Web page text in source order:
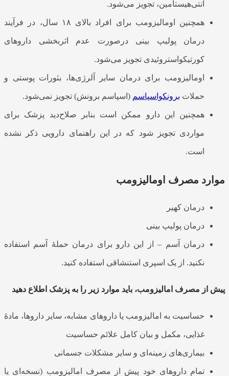
آنتی‌هیستامین، تجویز می‌شود.
همچنین اومالیزومب برای افراد بالای ۱۸ سال، در فرآیند
درمان پولیپ بینی درصورت عدم اثربخشی داروهای
کورتیکواستروئیدی تجویز می‌شود.
اومالیزومب برای درمان سایر آلرژی‌ها، بثورات پوستی و
حملات برونکواسپاسم (اسپاسم برونش) تجویز نمی‌شود.
همچنین این دارو ممکن است بنابر صلاح‌دید پزشک برای
مواردی تجویز شود که در این راهنمای دارویی ذکر نشده
است.
موارد مصرف اومالیزومب
درمان کهیر
درمان پولیپ بینی
درمان آسم – از این دارو برای درمان حملۀ آسم استفاده
نکنید. از یک اسپری استنشاقی استفاده کنید.
پیش از مصرف امالیزومب، باید موارد زیر را به پزشک اطلاع دهید
حساسیت به امالیزومب یا داروهای مشابه، سایر داروها، مادۀ
غذایی، مکمل و بیان کامل علائم حساسیت
بیماری‌های زمینه‌ای و سایر مشکلات جسمانی
تمام داروهای خود پیش از مصرف امالیزومب (نسخه‌ای یا